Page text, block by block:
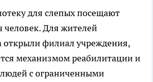
для слепых посещают
человек. Для жителей
открыли филиал учреждения,
механизмом реабилитации и
с ограниченными